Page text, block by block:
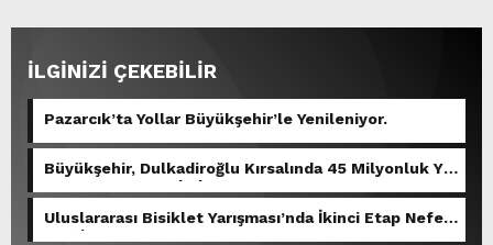
İLGİNİZİ ÇEKEBİLİR
Pazarcık’ta Yollar Büyükşehir’le Yenileniyor.
Büyükşehir, Dulkadiroğlu Kırsalında 45 Milyonluk Yol
Yatırımını Tamamladı.
Uluslararası Bisiklet Yarışması’nda İkinci Etap Nefes
Kesti.